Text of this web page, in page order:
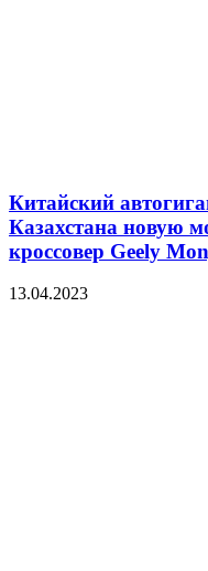
Китайский
Казахстана новую
кроссовер Geely
13.04.2023